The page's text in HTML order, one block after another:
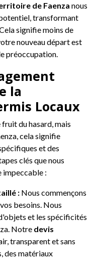
de Faenza nous
transformant
signifie moins de
nouveau départ est
préoccupation.
la
Locaux
du hasard, mais
cela signifie
et des
clés que nous
impeccable :
: Nous commençons
besoins. Nous
et les spécificités
Notre devis
transparent et sans
des matériaux